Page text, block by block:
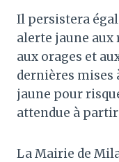
Il persistera
alerte jaune aux
aux orages et
dernières mises
jaune pour
attendue à partir
La Mairie de